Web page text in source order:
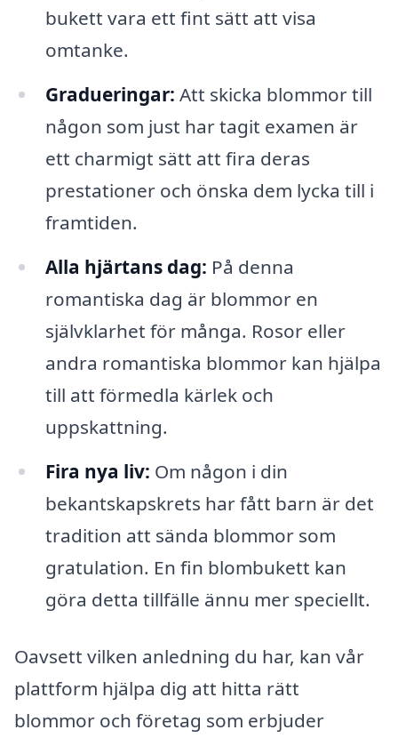
bukett vara ett fint sätt att visa
omtanke.
Gradueringar: Att skicka blommor till
någon som just har tagit examen är
ett charmigt sätt att fira deras
prestationer och önska dem lycka till i
framtiden.
Alla hjärtans dag: På denna
romantiska dag är blommor en
självklarhet för många. Rosor eller
andra romantiska blommor kan hjälpa
till att förmedla kärlek och
uppskattning.
Fira nya liv: Om någon i din
bekantskapskrets har fått barn är det
tradition att sända blommor som
gratulation. En fin blombukett kan
göra detta tillfälle ännu mer speciellt.
Oavsett vilken anledning du har, kan vår
plattform hjälpa dig att hitta rätt
blommor och företag som erbjuder